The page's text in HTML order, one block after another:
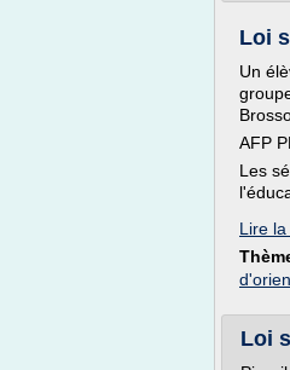
Loi
Un
AFP
Les
Lire
Loi